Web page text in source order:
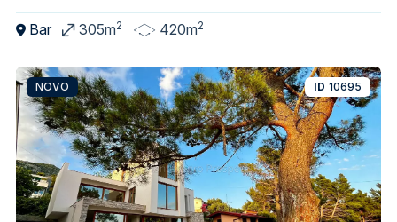
Bar 305m2 420m2
NOVO ID 10695